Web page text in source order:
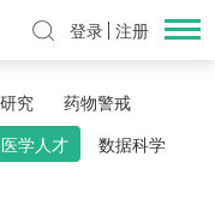
登录 注册
究
药物警戒
医学人才
数据科学